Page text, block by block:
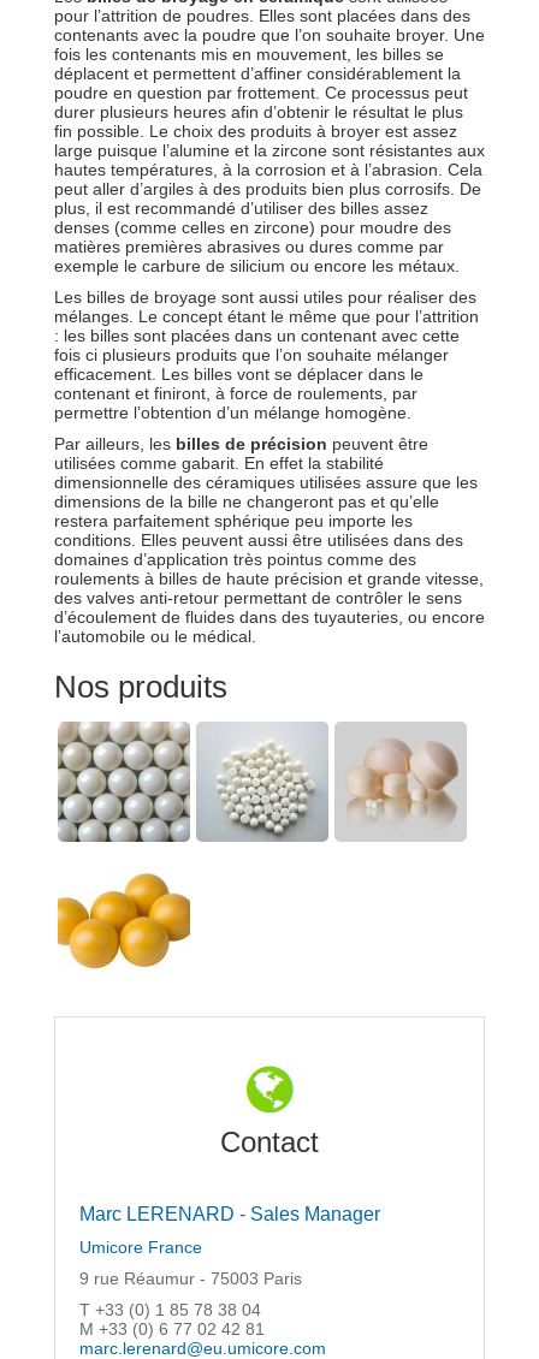
pour l’attrition de poudres. Elles sont placées dans des
contenants avec la poudre que l’on souhaite broyer. Une
fois les contenants mis en mouvement, les billes se
déplacent et permettent d’affiner considérablement la
poudre en question par frottement. Ce processus peut
durer plusieurs heures afin d’obtenir le résultat le plus
fin possible. Le choix des produits à broyer est assez
large puisque l’alumine et la zircone sont résistantes aux
hautes températures, à la corrosion et à l’abrasion. Cela
peut aller d’argiles à des produits bien plus corrosifs. De
plus, il est recommandé d’utiliser des billes assez
denses (comme celles en zircone) pour moudre des
matières premières abrasives ou dures comme par
exemple le carbure de silicium ou encore les métaux.
Les billes de broyage sont aussi utiles pour réaliser des
mélanges. Le concept étant le même que pour l’attrition
: les billes sont placées dans un contenant avec cette
fois ci plusieurs produits que l’on souhaite mélanger
efficacement. Les billes vont se déplacer dans le
contenant et finiront, à force de roulements, par
permettre l’obtention d’un mélange homogène.
Par ailleurs, les billes de précision peuvent être
utilisées comme gabarit. En effet la stabilité
dimensionnelle des céramiques utilisées assure que les
dimensions de la bille ne changeront pas et qu’elle
restera parfaitement sphérique peu importe les
conditions. Elles peuvent aussi être utilisées dans des
domaines d’application très pointus comme des
roulements à billes de haute précision et grande vitesse,
des valves anti-retour permettant de contrôler le sens
d’écoulement de fluides dans des tuyauteries, ou encore
l’automobile ou le médical.
Nos produits
Contact
Marc LERENARD - Sales Manager
Umicore France
9 rue Réaumur - 75003 Paris
T +33 (0) 1 85 78 38 04
M +33 (0) 6 77 02 42 81
marc.lerenard@eu.umicore.com